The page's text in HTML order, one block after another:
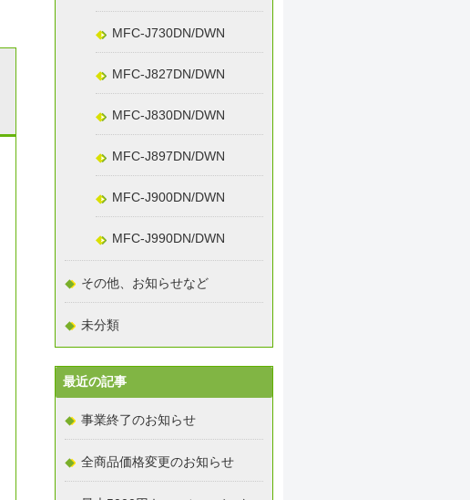
MFC-J730DN/DWN
MFC-J827DN/DWN
MFC-J830DN/DWN
MFC-J897DN/DWN
MFC-J900DN/DWN
MFC-J990DN/DWN
その他、お知らせなど
未分類
最近の記事
事業終了のお知らせ
全商品価格変更のお知らせ